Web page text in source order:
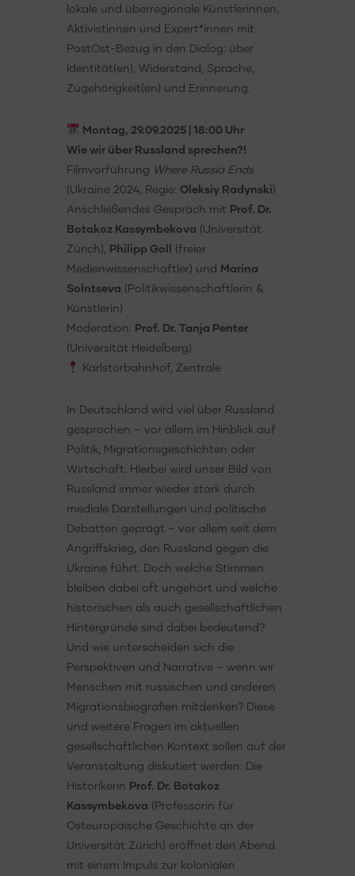
lokale und überregionale Künstlerinnen,
Aktivistinnen und Expert*innen mit
PostOst-Bezug in den Dialog: über
Identität(en), Widerstand, Sprache,
Zugehörigkeit(en) und Erinnerung.
Montag, 29.09.2025 | 18:00 Uhr
Wie wir über Russland sprechen?!
Filmvorführung Where Russia Ends
(Ukraine 2024, Regie: Oleksiy Radynski)
Anschließendes Gespräch mit Prof. Dr.
Botakoz Kassymbekova (Universität
Zürich), Philipp Goll (freier
Medienwissenschaftler) und Marina
Solntseva (Politikwissenschaftlerin &
Künstlerin)
Moderation: Prof. Dr. Tanja Penter
(Universität Heidelberg)
Karlstorbahnhof, Zentrale
In Deutschland wird viel über Russland
gesprochen – vor allem im Hinblick auf
Politik, Migrationsgeschichten oder
Wirtschaft. Hierbei wird unser Bild von
Russland immer wieder stark durch
mediale Darstellungen und politische
Debatten geprägt – vor allem seit dem
Angriffskrieg, den Russland gegen die
Ukraine führt. Doch welche Stimmen
bleiben dabei oft ungehört und welche
historischen als auch gesellschaftlichen
Hintergründe sind dabei bedeutend?
Und wie unterscheiden sich die
Perspektiven und Narrative – wenn wir
Menschen mit russischen und anderen
Migrationsbiografien mitdenken? Diese
und weitere Fragen im aktuellen
gesellschaftlichen Kontext sollen auf der
Veranstaltung diskutiert werden. Die
Historikerin Prof. Dr. Botakoz
Kassymbekova (Professorin für
Osteuropäische Geschichte an der
Universität Zürich) eröffnet den Abend
mit einem Impuls zur kolonialen